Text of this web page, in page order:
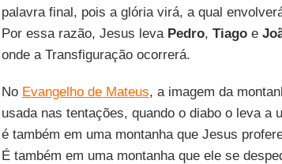
palavra final, pois a glória virá, a qual
Por essa razão, Jesus leva Pedro, Tiagoe
onde a Transfiguração ocorrerá.
No Evangelho de Mateus, a imagem da
usada nas tentações, quando o diabo o leva a
é também em uma montanha que Jesus
É também em uma montanha que ele se